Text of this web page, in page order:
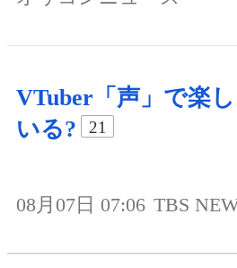
VTuber「声」で楽
いる?
21
08月07日 07:06 TBS